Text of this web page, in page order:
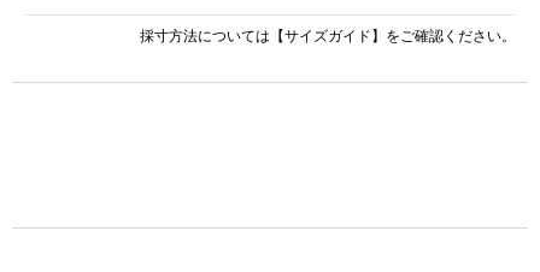
採寸方法については 【サイズガイド】 をご確認ください。